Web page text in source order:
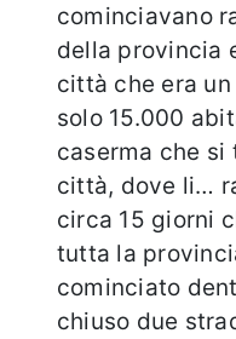
cominciavano
della provincia
città che era
solo 15.000
caserma che
città, dove li…
circa 15 giorni
tutta la
cominciato
chiuso due